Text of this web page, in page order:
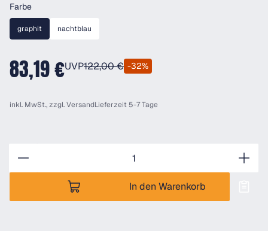
Farbeauswählen
graphit nachtblau
83,19 €UVP122,00 € -32%
inkl. MwSt., zzgl.VersandLieferzeit 5-7 Tage
In den Warenkorb